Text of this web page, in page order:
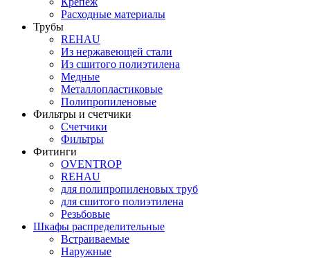
Расходные материалы
Трубы
REHAU
Из нержавеющей стали
Из сшитого полиэтилена
Медные
Металлопластиковые
Полипропиленовые
Фильтры и счетчики
Счетчики
Фильтры
Фитинги
OVENTROP
REHAU
для полипропиленовых труб
для сшитого полиэтилена
Резьбовые
Шкафы распределительные
Встраиваемые
Наружные